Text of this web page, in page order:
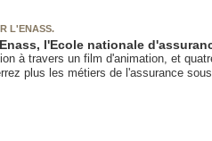
L'ENASS.
l'Ecole nationale
à travers un film d'animation, et
plus les métiers de l'assurance